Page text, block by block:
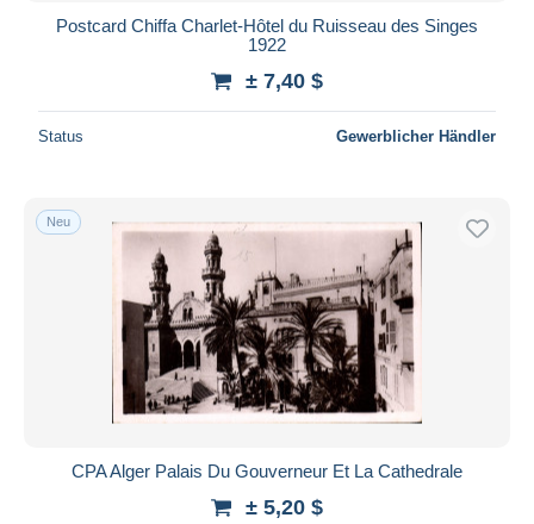
Postcard Chiffa Charlet-Hôtel du Ruisseau des Singes
1922
± 7,40 $
Status Gewerblicher Händler
Neu
CPA Alger Palais Du Gouverneur Et La Cathedrale
± 5,20 $